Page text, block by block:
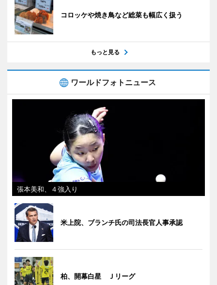
コロッケや焼き鳥など総菜も幅広く扱う
もっと見る
ワールドフォトニュース
張本美和、４強入り
米上院、ブランチ氏の司法長官人事承認
柏、開幕白星 Ｊリーグ